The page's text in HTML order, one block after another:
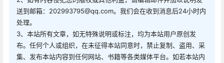
送到邮箱：202993795@qq.com。我们会在收到消息后24小时内
处理。
3、本站所有文章，如无特殊说明或标注，均为本站用户原创发
布。任何个人或组织，在未征得本站同意时，禁止复制、盗用、采
集、发布本站内容到任何网站、书籍等各类媒体平台。如若本站内